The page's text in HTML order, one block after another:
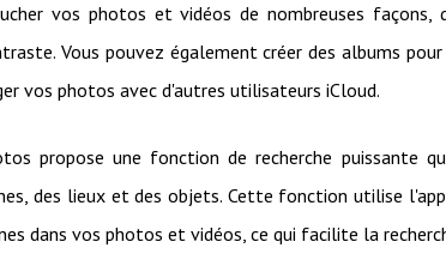
vos photos et vidéos de nombreuses
Vous pouvez également créer des albums
vos photos avec d'autres utilisateurs iCloud.
propose une fonction de recherche puissante
des lieux et des objets. Cette fonction utilise
dans vos photos et vidéos, ce qui facilite la